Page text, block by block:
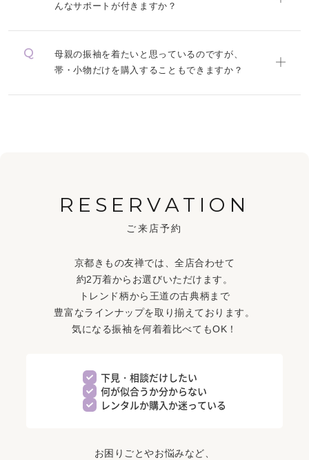
んなサポートが付きますか？
母親の振袖を着たいと思っているのですが、
帯・小物だけを購入することもできますか？
RESERVATION
ご来店予約
京都きもの友禅では、全店合わせて
約2万着からお選びいただけます。
トレンド柄から王道の古典柄まで
豊富なラインナップを取り揃えております。
気になる振袖を何着着比べてもOK！
下見・相談だけしたい
何が似合うか分からない
レンタルか購入か迷っている
お困りごとやお悩みなど、